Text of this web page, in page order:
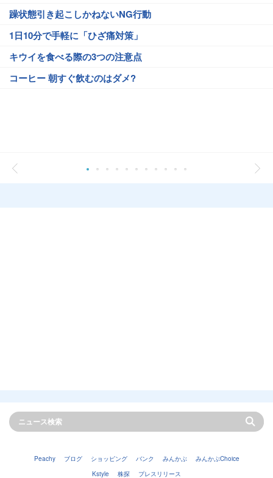
躁状態引き起こしかねないNG行動
1日10分で手軽に「ひざ痛対策」
キウイを食べる際の3つの注意点
コーヒー 朝すぐ飲むのはダメ?
Peachy ブログ ショッピング バンク みんかぶ
みんかぶChoice
Kstyle
株探 プレスリリース